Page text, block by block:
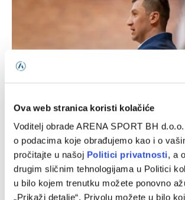
Ova web stranica koristi kolačiće
Voditelj obrade ARENA SPORT BH
o podacima koje obrađujemo kao i o
pročitajte u našoj Politici privatnosti, a
drugim sličnim tehnologijama u Politici
u bilo kojem trenutku možete ponovno
„Prikaži detalje“. Privolu možete u bilo
Bivši selektor zlatnih kadeta BiH naredne
domaćem prvenstvu i ABA ligi
02/08/2026